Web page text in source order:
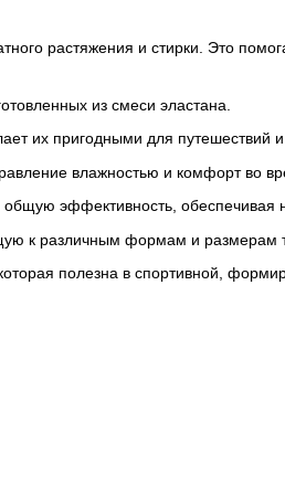
растяжения и стирки. Это
из смеси эластана.
их пригодными для путешествий
влажностью и комфорт во
эффективность, обеспечивая
к различным формам и размерам
полезна в спортивной,